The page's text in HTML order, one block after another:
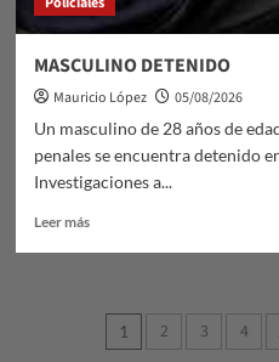
MASCULINO DETENIDO
Mauricio López
05/08/2026
Un masculino de 28 años de
penales se encuentra detenido
Investigaciones a...
Leer másLeer
DETENIDO
1 2 3 4